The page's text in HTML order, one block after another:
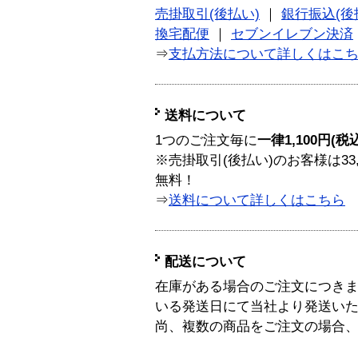
売掛取引(後払い)
銀行振込(後
換宅配便
セブンイレブン決済
⇒支払方法について詳しくはこ
送料について
1つのご注文毎に一律1,100円(税
※売掛取引(後払い)のお客様は
無料！
⇒送料について詳しくはこちら
配送について
在庫がある場合のご注文につき
いる発送日にて当社より発送い
尚、複数の商品をご注文の場合